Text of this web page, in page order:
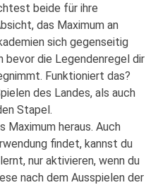
beide für ihre
das Maximum an
sich gegenseitig
bevor die Legendenregel dir
Funktioniert das?
des Landes, als auch
Stapel.
Maximum heraus. Auch
findet, kannst du
nur aktivieren, wenn du
nach dem Ausspielen der